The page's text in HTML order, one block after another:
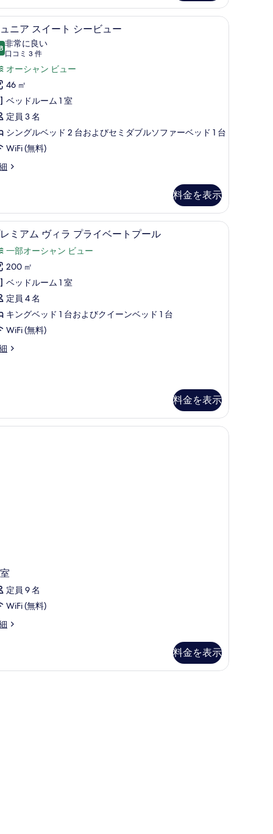
刺激性寝具、ミニバー、セーフティボックス (室内)、デスク
ジュニア スイート シービュー | 低刺激性寝
11 ニア スイート シービュー
点中 8.8
非常に良い
口コミ 3 件
(口
コ
ミ
件)
オーシャン ビュー
46 ㎡
ベッドルーム 1 室
定員 3 名
シングルベッド 2 台およびセミダブルソファーベッド 1 台
WiFi (無料)
料金を表示
ル シービュー | 低刺激性寝具、ミニバー、セーフティボックス (室内)、デ
プレミアム ヴィラ プライベートプール | 部
15ミアム ヴィラ プライベートプール
一部オーシャン ビュー
200 ㎡
ベッドルーム 1 室
定員 4 名
キングベッド 1 台およびクイーンベッド 1 台
WiFi (無料)
料金を表示
ックス (室内)、デスク
定員 9 名
WiFi (無料)
料金を表示